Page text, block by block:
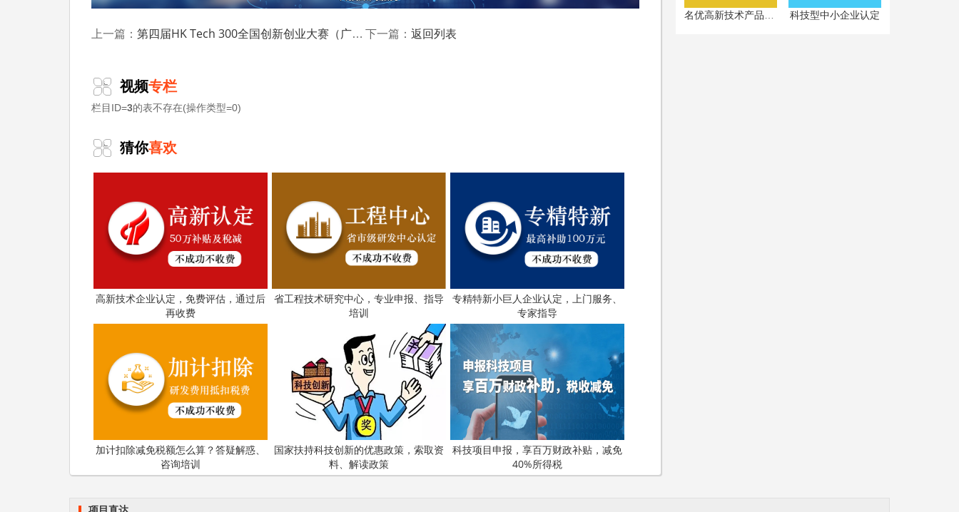
四、申报时间
定、省市工程中心认定、省市企业技术中心认定、省市工业设计中心认定、省市重点实验室认定、新型研发机
构认定、专精特新中小企业
融合贯标认证、科技型中小企业评价入库、创新创业大赛、专利奖、科学技术奖、科技成果评价、科技成果转
上一篇： 第四届HK Tech 300全国创新创业大赛（广州赛区）参赛项目征集时间、条件要求、扶持奖励 下一篇： 返回列表
视频专栏
栏目ID=3的表不存在(操作类型=0)
猜你喜欢
高新技术企业认定，免费评估，通过后
再收费
省工程技术研究中心，专业申报、指导
培训
专精特新小巨人企业认定，上门服务、
专家指导
加计扣除减免税额怎么算？答疑解惑、
咨询培训
国家扶持科技创新的优惠政策，索取资
料、解读政策
科技项目申报，享百万财政补贴，减免
40%所得税
科技型中小企业认定